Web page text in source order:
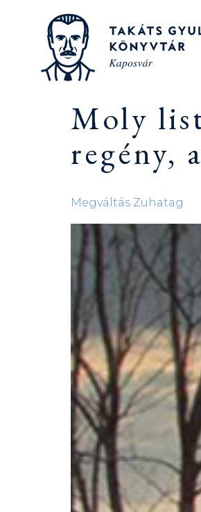
Moly
regény,
Megváltás ​Zuhatag